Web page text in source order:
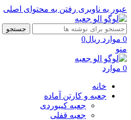
عبور به ناوبری رفتن به محتوای اصلی
جستجو
0 موارد ریال0
منو
0 موارد
خانه
جعبه و کارتن آماده
جعبه کیبوردی
جعبه قفلی